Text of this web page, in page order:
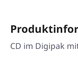
CD im Digipak